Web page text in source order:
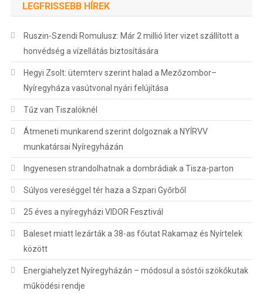
LEGFRISSEBB HÍREK
Ruszin-Szendi Romulusz: Már 2 millió liter vizet szállított a
honvédség a vízellátás biztosítására
Hegyi Zsolt: ütemterv szerint halad a Mezőzombor–
Nyíregyháza vasútvonal nyári felújítása
Tűz van Tiszalöknél
Átmeneti munkarend szerint dolgoznak a NYÍRVV
munkatársai Nyíregyházán
Ingyenesen strandolhatnak a dombrádiak a Tisza-parton
Súlyos vereséggel tér haza a Szpari Győrből
25 éves a nyíregyházi VIDOR Fesztivál
Baleset miatt lezárták a 38-as főutat Rakamaz és Nyírtelek
között
Energiahelyzet Nyíregyházán – módosul a sóstói szökőkutak
működési rendje